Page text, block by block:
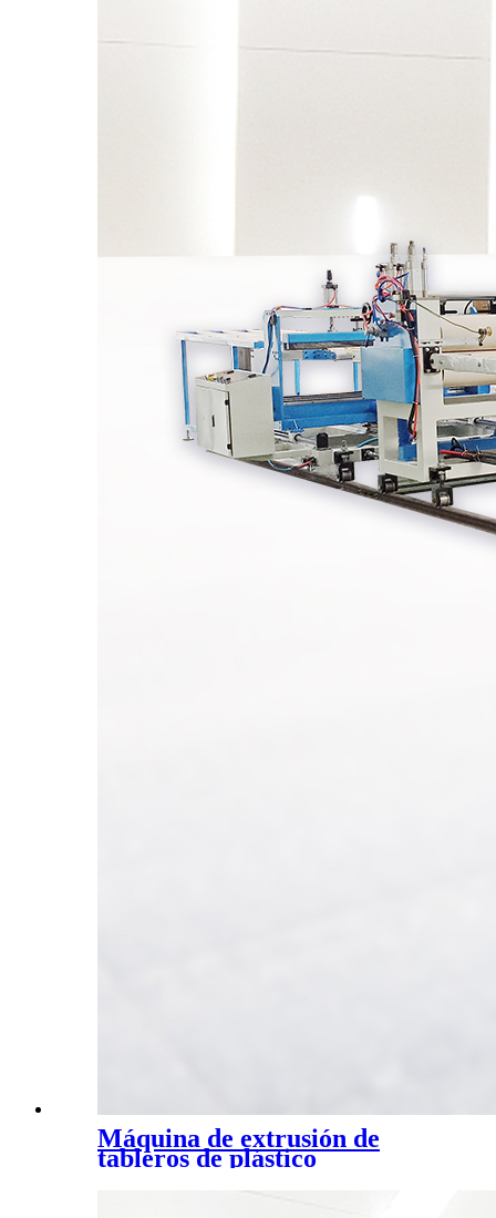
Máquina de extrusión de
tableros de plástico